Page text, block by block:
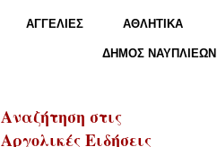
ΑΓΓΕΛΙΕΣ ΑΘΛΗΤΙΚΑ
ΔΗΜΟΣ ΝΑΥΠΛΙΕΩΝ
Αναζήτηση στις
Αργολικές Ειδήσεις